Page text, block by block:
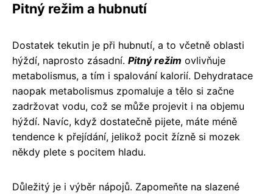
Pitný režim a hubnutí
Dostatek tekutin je při hubnutí, a to včetně oblasti
hýždí, naprosto zásadní. Pitný režim ovlivňuje
metabolismus, a tím i spalování kalorií. Dehydratace
naopak metabolismus zpomaluje a tělo si začne
zadržovat vodu, což se může projevit i na objemu
hýždí. Navíc, když dostatečně pijete, máte méně
tendence k přejídání, jelikož pocit žízně si mozek
někdy plete s pocitem hladu.
Důležitý je i výběr nápojů. Zapomeňte na slazené